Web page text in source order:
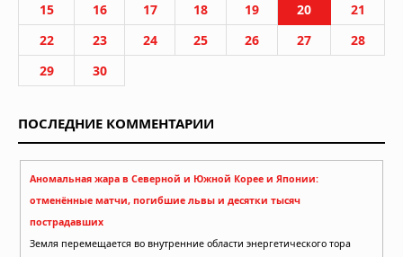
15
16 17 18 19 20
21
22
23 24 25 26 27
28
29
30
ПОСЛЕДНИЕ КОММЕНТАРИИ
Аномальная жара в Северной и Южной Корее и Японии:
отменённые матчи, погибшие львы и десятки тысяч
пострадавших
Земля перемещается во внутренние области энергетического тора